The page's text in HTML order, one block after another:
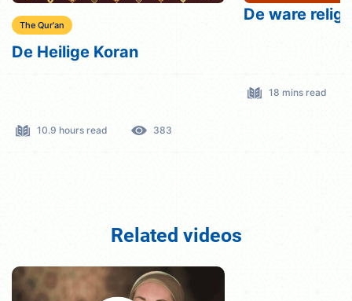
The Qur'an
De Heilige Koran
10.9 hours read 383
De ware
18 mins read
Related videos